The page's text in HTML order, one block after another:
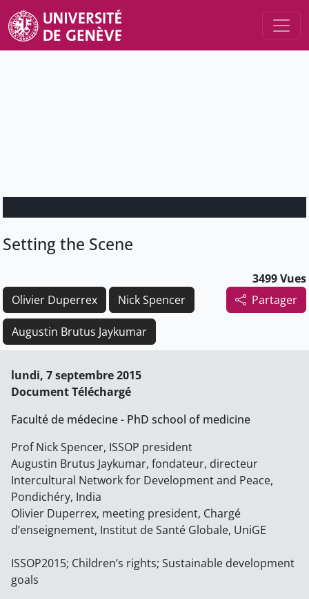
Setting the Scene
3499 Vues
Partager
Olivier Duperrex Nick Spencer
Augustin Brutus Jaykumar
lundi, 7 septembre 2015
Document Téléchargé
Faculté de médecine - PhD school of medicine
Prof Nick Spencer, ISSOP president
Augustin Brutus Jaykumar, fondateur, directeur
Intercultural Network for Development and Peace,
Pondichéry, India
Olivier Duperrex, meeting president, Chargé
d’enseignement, Institut de Santé Globale, UniGE
ISSOP2015; Children’s rights; Sustainable development
goals